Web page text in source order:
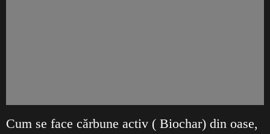
Cum se face cărbune activ ( Biochar) din oase,